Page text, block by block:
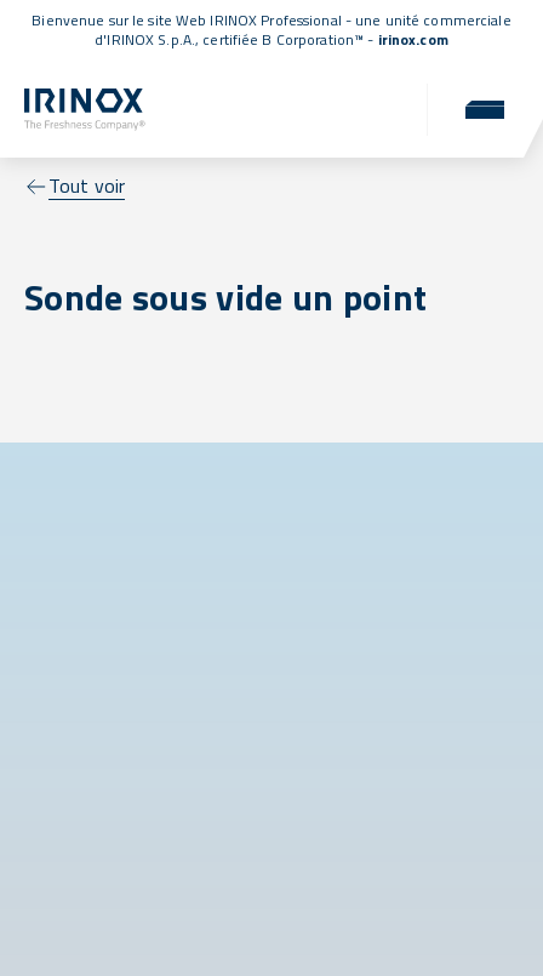
Bienvenue sur le site Web IRINOX Professional - une unité commerciale
d'IRINOX S.p.A., certifiée B Corporation™ - irinox.com
Tout voir
Sonde sous vide un point